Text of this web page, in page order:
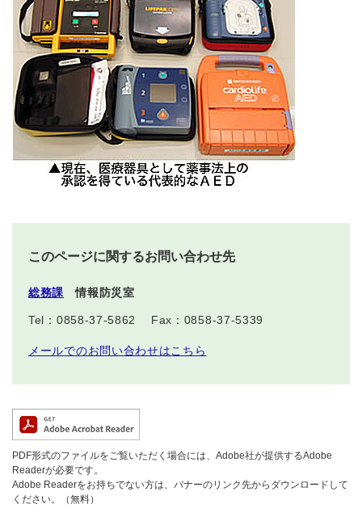
このページに関するお問い合わせ先
総務課 情報防災室
Tel：0858-37-5862 Fax：0858-37-5339
メールでのお問い合わせはこちら
PDF形式のファイルをご覧いただく場合には、Adobe社が提供するAdobe
Readerが必要です。
Adobe Readerをお持ちでない方は、バナーのリンク先からダウンロードして
ください。（無料）